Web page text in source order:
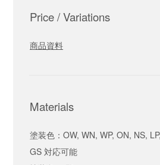
Price / Variations
商品資料
Materials
塗装色：OW, WN, WP, ON, NS,
GS 対応可能